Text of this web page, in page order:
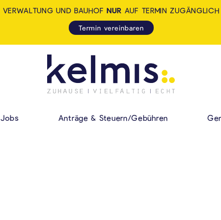
KELMIS - LA
HAUPMENÜ
Jobs Anträge & Steuern/Gebühren
VERWALTUNG UND BAUHOF NUR AUF TERMIN ZUGÄNGLICH
Termin vereinbaren